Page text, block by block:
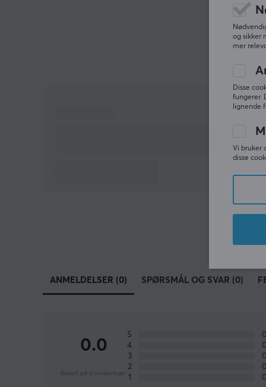
ANMELDELSER (0) SPØRSMÅL OG SVAR (0)
0.0
Basert på 0 vurderinger
5
4
3
2
1
og sikker
mer
Disse
fungerer.
lignende
Vi bruker
disse